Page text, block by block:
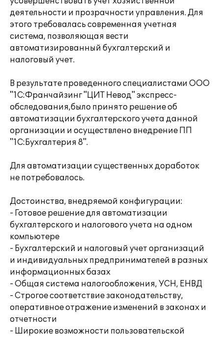
деятельности и прозрачности управления. Для
этого требовалась современная учетная
система, позволяющая вести
автоматизированный бухгалтерский и
налоговый учет.
В результате проведенного специалистами ООО
"1С:Франчайзинг "ЦИТ Невод" экспресс-
обследования,было принято решение об
автоматизации бухгалтерского учета данной
организации и осуществлено внедрение ПП
"1С:Бухгалтерия 8".
Для автоматизации существенных доработок
не потребовалось.
Достоинства, внедряемой конфигурации:
- Готовое решение для автоматизации
бухгалтерского и налогового учета на одном
компьютере
- Бухгалтерский и налоговый учет организаций
и индивидуальных предпринимателей в разных
информационных базах
- Общая система налогообложения, УСН, ЕНВД
- Строгое соответствие законодательству,
оперативное отражение изменений в законах и
отчетности
- Широкие возможности пользовательской